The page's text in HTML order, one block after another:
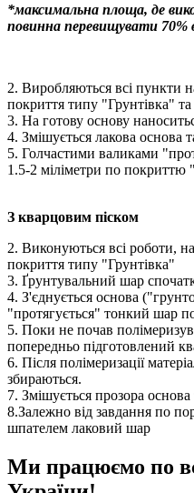
*максимальна площа, де
повинна перевищувати 70%
2. Виробляються всі пункти
покриття типу "Грунтівка"
3. На готову основу
4. Змішується лакова основа
5. Голчастими валиками
1.5-2 міліметри по покриттю
З кварцовим піском
2. Виконуються всі роботи,
покриття типу "Грунтівка"
3. Ґрунтувальний шар
4. З'єднується основа
"протягується" тонкий шар
5. Поки не почав
попередньо підготовлений
6. Після полімеризації
збираються.
7. Змішується прозора
8.Залежно від завдання по
шпателем лаковий шар
Ми працюємо по